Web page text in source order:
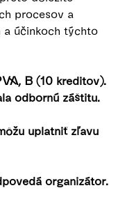
procesov a
a účinkoch týchto
B (10 kreditov).
odbornú záštitu.
uplatniť zľavu
organizátor.